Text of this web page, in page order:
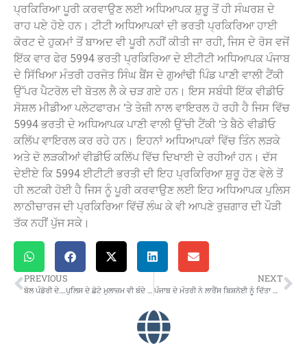
ਪ੍ਰਕਿਰਿਆ ਪੂਰੀ ਕਰਵਾਉਣ ਲਈ ਅਧਿਆਪਕ ਸ਼ੁਰੂ ਤੋਂ ਹੀ ਸੰਘਰਸ਼ ਦੇ
ਰਾਹ ਪਏ ਹੋਏ ਹਨ। ਟੀਟੀ ਅਧਿਆਪਕਾਂ ਦੀ ਭਰਤੀ ਪ੍ਰਕਿਰਿਆ ਹਾਈ
ਕੋਰਟ ਦੇ ਹੁਕਮਾਂ ਤੋਂ ਬਾਅਦ ਵੀ ਪੂਰੀ ਨਹੀਂ ਕੀਤੀ ਜਾ ਰਹੀ, ਜਿਸ ਦੇ ਰੋਸ ਵਜੋਂ
ਇੱਕ ਵਾਰ ਫੇਰ 5994 ਭਰਤੀ ਪ੍ਰਕਿਰਿਆ ਦੇ ਈਟੀਟੀ ਅਧਿਆਪਕ ਪੰਜਾਬ
ਦੇ ਸਿੱਖਿਆ ਮੰਤਰੀ ਹਰਜੋਤ ਸਿੰਘ ਬੈਂਸ ਦੇ ਗੁਆਂਢੀ ਪਿੰਡ ਪਾਣੀ ਵਾਲੀ ਟੈਂਕੀ
ਉੱਪਰ ਪੈਟਰੋਲ ਦੀ ਬੋਤਲ ਲੈ ਕੇ ਚੜ ਗਏ ਹਨ। ਇਸ ਸਬੰਧੀ ਇੱਕ ਵੀਡੀਓ
ਸੋਸ਼ਲ ਮੀਡੀਆ ਪਲੇਟਫਾਰਮ ‘ਤੇ ਤੇਜ਼ੀ ਨਾਲ ਵਾਇਰਲ ਹੋ ਰਹੀ ਹੈ ਜਿਸ ਵਿੱਚ
5994 ਭਰਤੀ ਦੇ ਅਧਿਆਪਕ ਪਾਣੀ ਵਾਲੀ ਉੱਚੀ ਟੈਂਕੀ ‘ਤੇ ‌ਬੈਠੇ ਵੀਡੀਓ
ਕਲਿੱਪ ਵਾਇਰਲ ਕਰ ਰਹੇ ਹਨ। ਇਹਨਾਂ ਅਧਿਆਪਕਾਂ ਵਿੱਚ ਤਿੰਨ ਲੜਕੇ
ਅਤੇ ਦੋ ਲੜਕੀਆਂ ਵੀਡੀਓ ਕਲਿੱਪ ਵਿੱਚ ਦਿਖਾਈ ਦੇ ਰਹੀਆਂ ਹਨ। ਦੱਸ
ਦੇਈਏ ਕਿ 5994 ਈਟੀਟੀ ਭਰਤੀ ਦੀ ਇਹ ਪ੍ਰਕਿਰਿਆ ਸ਼ੁਰੂ ਹੋਣ ਵੇਲੇ ਤੋਂ
ਹੀ ਲਟਕੀ ਹੋਈ ਹੈ ਜਿਸ ਨੂੰ ਪੂਰੀ ਕਰਵਾਉਣ ਲਈ ਇਹ ਅਧਿਆਪਕ ਪੁਲਿਸ
ਲਾਠੀਚਾਰਜ ਦੀ ਪ੍ਰਕਿਰਿਆ ਵਿੱਚੋਂ ਲੰਘ ਕੇ ਵੀ ਆਪਣੇ ਰੁਜ਼ਗਾਰ ਦੀ ਪੌੜੀ
ਤੱਕ ਨਹੀਂ ਪੁੱਜ ਸਕੇ। ‌
PREVIOUS
ਬੋਲ ਪੰਡੋਰੀ ਦੇ….ਪੁਲਿਸ ਦੇ ਛੋਟੇ ਮੁਲਾਜ਼ਮ ਵੀ ਬੰਦੇ ਈਂ ਹੁੰਦੇ ਨੇ…!
NEXT
ਪੰਜਾਬ ਦੇ ਮੰਤਰੀ ਨੇ ਲਾਰੈਂਸ ਬਿਸ਼ਨੋਈ ਨੂੰ ਦਿੱਤਾ ਵਿਸ਼ੇਸ਼ ਸਤਿਕਾਰ…ਪੜ੍ਹੋ ਖ਼ਬਰ